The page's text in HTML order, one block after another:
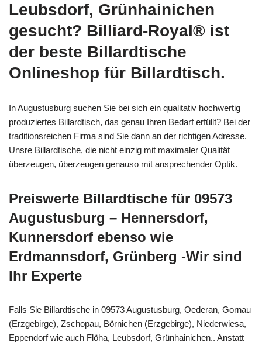
Leubsdorf, Grünhainichen
gesucht? Billiard-Royal® ist
der beste Billardtische
Onlineshop für Billardtisch.
In Augustusburg suchen Sie bei sich ein qualitativ hochwertig
produziertes Billardtisch, das genau Ihren Bedarf erfüllt? Bei der
traditionsreichen Firma sind Sie dann an der richtigen Adresse.
Unsre Billardtische, die nicht einzig mit maximaler Qualität
überzeugen, überzeugen genauso mit ansprechender Optik.
Preiswerte Billardtische für 09573
Augustusburg – Hennersdorf,
Kunnersdorf ebenso wie
Erdmannsdorf, Grünberg -Wir sind
Ihr Experte
Falls Sie Billardtische in 09573 Augustusburg, Oederan, Gornau
(Erzgebirge), Zschopau, Börnichen (Erzgebirge), Niederwiesa,
Eppendorf wie auch Flöha, Leubsdorf, Grünhainichen.. Anstatt